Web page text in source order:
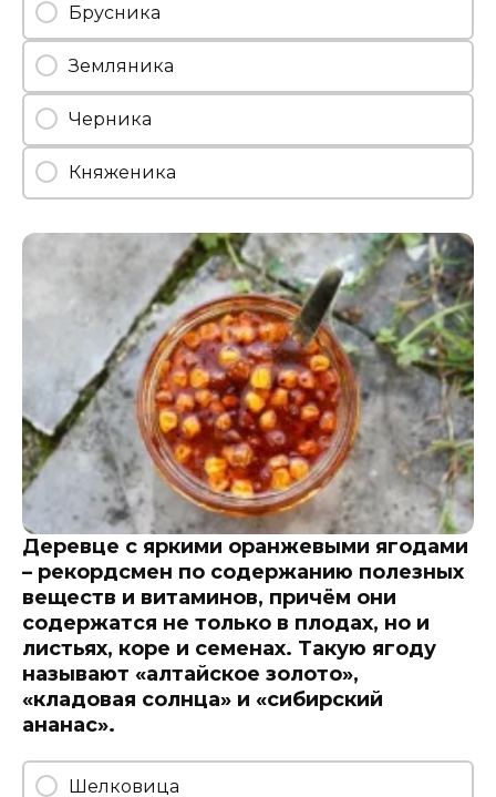
Брусника
Земляника
Черника
Княженика
Деревце с яркими оранжевыми ягодами
– рекордсмен по содержанию полезных
веществ и витаминов, причём они
содержатся не только в плодах, но и
листьях, коре и семенах. Такую ягоду
называют «алтайское золото»,
«кладовая солнца» и «сибирский
ананас».
Шелковица